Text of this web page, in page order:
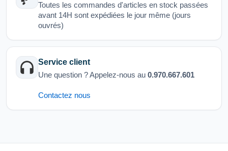
Toutes les commandes d'articles en stock passées
avant 14H sont expédiées le jour même (jours
ouvrés)
Service client
Une question ? Appelez-nous au 0.970.667.601
Contactez nous